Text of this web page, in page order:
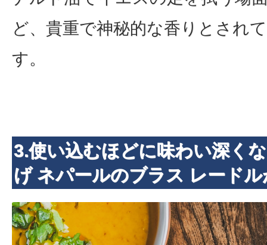
ど、貴重で神秘的な香りとされ
す。
3.使い込むほどに味わい深く
げ ネパールのブラス レードル